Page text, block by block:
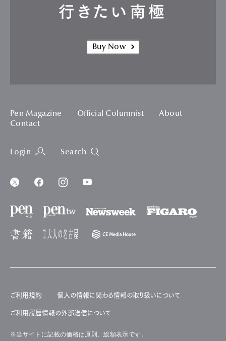
行きたい南極
Buy Now
Pen Magazine Official Columnist
About
Contact
Login Search
ご利用規約 個人の情報に関わる情報の取り扱いについて
ご利用履歴情報の外部送信について
※当サイトに記載の価格は原則、総額表示です。